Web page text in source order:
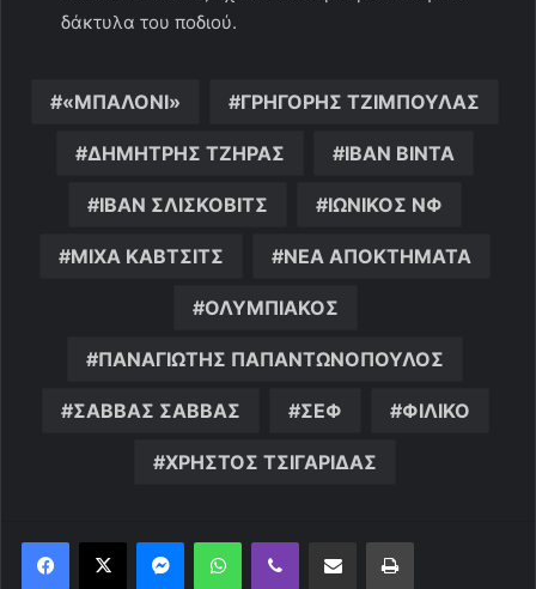
δάκτυλα του ποδιού.
«ΜΠΑΛΟΝΙ» ΓΡΗΓΟΡΗΣ ΤΖΙΜΠΟΥΛΑΣ
ΔΗΜΗΤΡΗΣ ΤΖΗΡΑΣ ΙΒΑΝ ΒΙΝΤΑ
ΙΒΑΝ ΣΛΙΣΚΟΒΙΤΣ ΙΩΝΙΚΟΣ ΝΦ
ΜΙΧΑ ΚΑΒΤΣΙΤΣ ΝΕΑ ΑΠΟΚΤΗΜΑΤΑ
ΟΛΥΜΠΙΑΚΟΣ
ΠΑΝΑΓΙΩΤΗΣ ΠΑΠΑΝΤΩΝΟΠΟΥΛΟΣ
ΣΑΒΒΑΣ ΣΑΒΒΑΣ ΣΕΦ ΦΙΛΙΚΟ
ΧΡΗΣΤΟΣ ΤΣΙΓΑΡΙΔΑΣ
MessengerWhatsAppViber Κοινοποίηση μέσω ηλεκτρονικού ταχυδρομείουΕκτύπωση